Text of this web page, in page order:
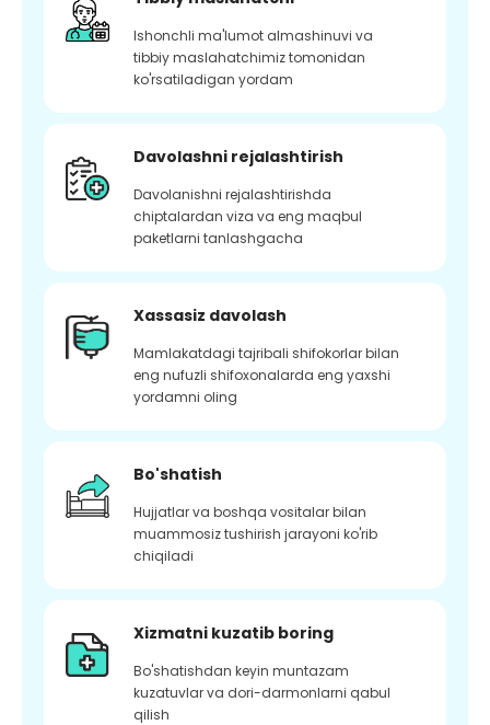
Ishonchli ma'lumot almashinuvi va
tibbiy maslahatchimiz tomonidan
ko'rsatiladigan yordam
Davolashni rejalashtirish
Davolanishni rejalashtirishda
chiptalardan viza va eng maqbul
paketlarni tanlashgacha
Xassasiz davolash
Mamlakatdagi tajribali shifokorlar bilan
eng nufuzli shifoxonalarda eng yaxshi
yordamni oling
Bo'shatish
Hujjatlar va boshqa vositalar bilan
muammosiz tushirish jarayoni ko'rib
chiqiladi
Xizmatni kuzatib boring
Bo'shatishdan keyin muntazam
kuzatuvlar va dori-darmonlarni qabul
qilish